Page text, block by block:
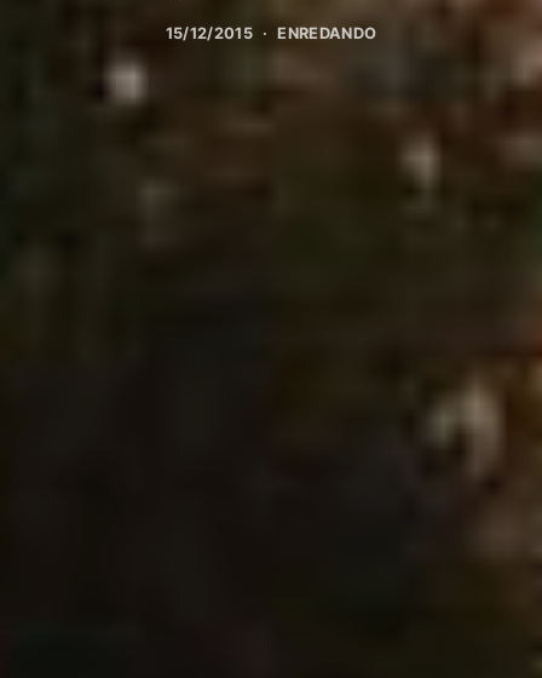
15/12/2015 ENREDANDO